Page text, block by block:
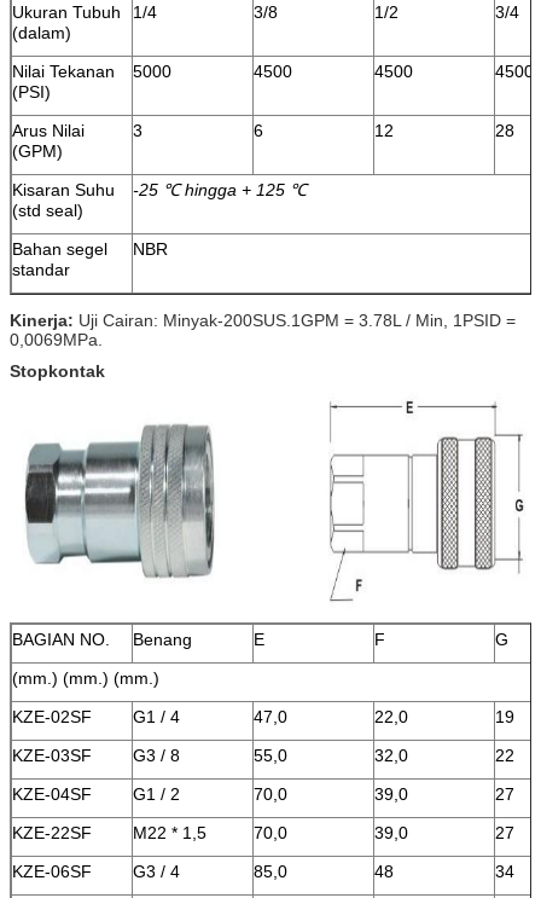
Ukuran Tubuh
(dalam)
1/4 3/8 1/2 3/4
Nilai Tekanan
(PSI)
5000 4500 4500 4500
Arus Nilai
(GPM)
3 6 12 28
Kisaran Suhu
(std seal)
-25 ℃ hingga + 125 ℃
Bahan segel
standar
NBR
Kinerja: Uji Cairan: Minyak-200SUS.1GPM = 3.78L / Min, 1PSID =
0,0069MPa.
Stopkontak
BAGIAN NO. Benang E F
G
(mm.) (mm.) (mm.)
KZE-02SF
G1 / 4 47,0 22,0
19
KZE-03SF
G3 / 8 55,0 32,0
22
KZE-04SF
G1 / 2 70,0 39,0
27
KZE-22SF
M22 * 1,5 70,0 39,0
27
KZE-06SF
G3 / 4 85,0 48
34